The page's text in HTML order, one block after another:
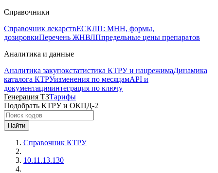
Справочники
Справочник лекарствЕСКЛП: МНН, формы,
дозировкиПеречень ЖНВЛПпредельные цены препаратов
Аналитика и данные
Аналитика закупокстатистика КТРУ и нацрежимаДинамика
каталога КТРУизменения по месяцамAPI и
документацияинтеграция по ключу
Генерация ТЗТарифы
Подобрать КТРУ и ОКПД-2
Найти
Справочник КТРУ
10.11.13.130